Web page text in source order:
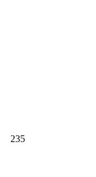
235